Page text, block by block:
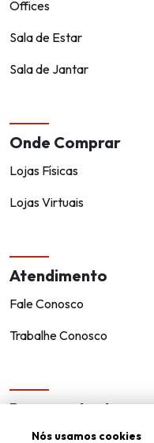
Offices
Sala de Estar
Sala de Jantar
Onde Comprar
Lojas Físicas
Lojas Virtuais
Atendimento
Fale Conosco
Trabalhe Conosco
Representantes
Encontre um representante!
Nós usamos cookies